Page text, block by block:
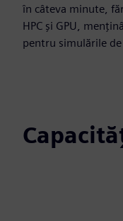
în câteva minute,
HPC și GPU,
pentru simulările